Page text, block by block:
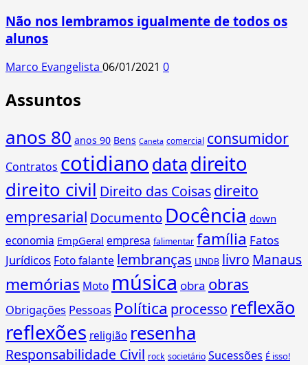
Não nos lembramos igualmente de todos os
alunos
Marco Evangelista 06/01/2021 0
Assuntos
anos 80 anos 90 Bens Caneta comercial consumidor
Contratos cotidianodata direito
direito civil Direito das Coisasdireito
empresarial Documento Docência down
economia EmpGeral empresa falimentar família Fatos
Jurídicos Foto falante lembranças LINDB livro Manaus
memórias Moto música obra obras
Obrigações Pessoas Política processo reflexão
reflexões religião resenha
Responsabilidade Civil rock societário Sucessões É isso!